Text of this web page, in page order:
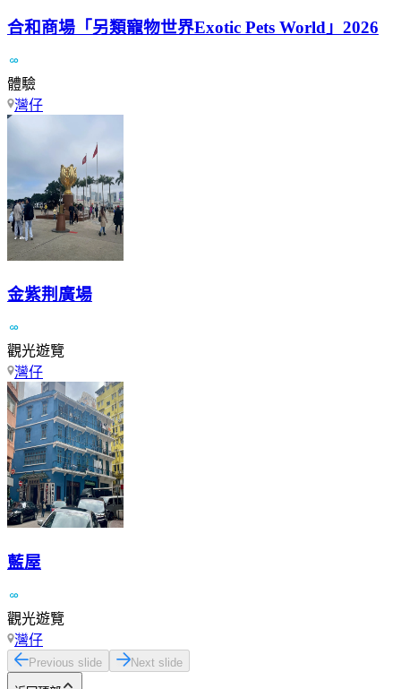
合和商場「另類寵物世界Exotic Pets World」2026
體驗
灣仔
金紫荆廣場
觀光遊覽
灣仔
藍屋
觀光遊覽
灣仔
Previous slide Next slide